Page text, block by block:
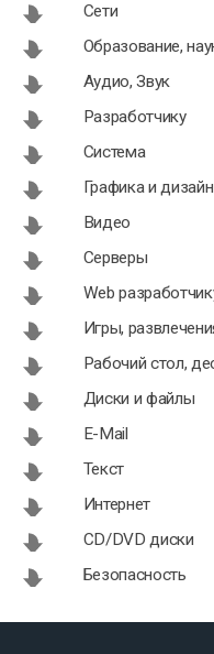
Сети
Образование,
Аудио, Звук
Разработчику
Система
Графика и дизайн
Видео
Серверы
Web
Игры,
Рабочий стол,
Диски и файлы
E-Mail
Текст
Интернет
CD/DVD диски
Безопасность